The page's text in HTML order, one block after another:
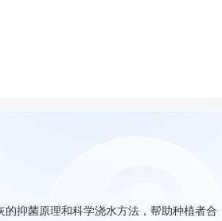
抑菌原理和科学浇水方法，帮助种植者合